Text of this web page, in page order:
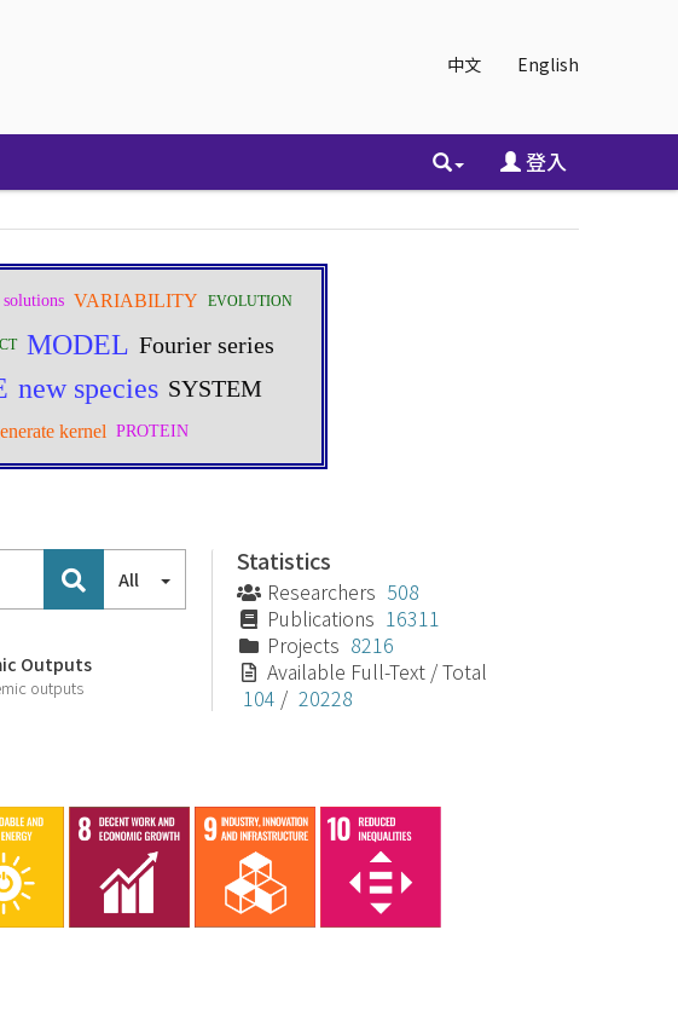
中文 English
登入
All
Outputs
outputs
Statistics
Researchers 508
Publications 16311
Projects 8216
Available Full-Text / Total
104 / 20228